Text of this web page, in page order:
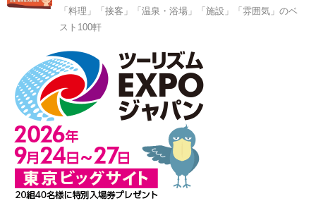
「料理」「接客」「温泉・浴場」「施設」「雰囲気」のベ
スト100軒